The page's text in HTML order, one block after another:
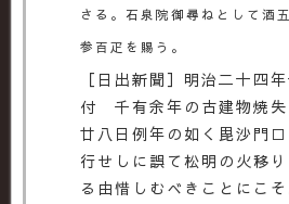
さる。石泉院御尋ねとして酒
参百疋を賜う。
［日出新聞］明治二十四
付 千有余年の古建物焼失
廿八日例年の如く毘沙門
行せしに誤て松明の火移
る由惜しむべきことにこそ